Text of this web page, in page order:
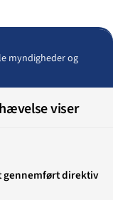
myndigheder og
viser
gennemført direktiv